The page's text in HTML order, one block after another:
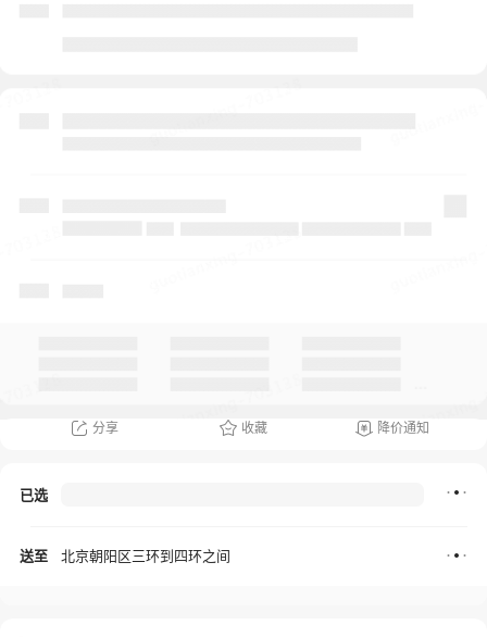
分享 收藏 降价通知
已选
送至 北京朝阳区三环到四环之间